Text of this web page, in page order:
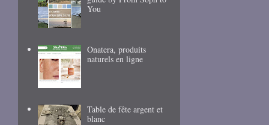
You
Onatera, produits
naturels en ligne
Table de fête argent et
blanc